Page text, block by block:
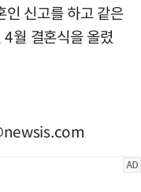
신고를 하고 같은
월 결혼식을 올렸